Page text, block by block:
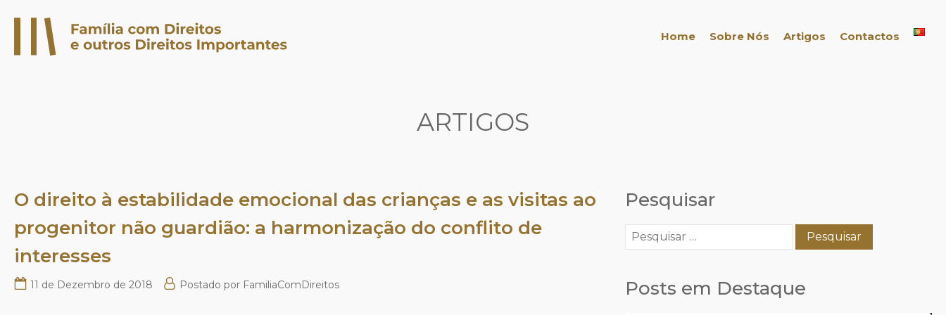
Home Sobre Nós Artigos Contactos
ARTIGOS
O direito à estabilidade emocional das crianças e as visitas ao
progenitor não guardião: a harmonização do conflito de
interesses
11 de Dezembro de 2018 Postado por FamiliaComDireitos
Pesquisar
Pesquisar
por:
Posts em Destaque